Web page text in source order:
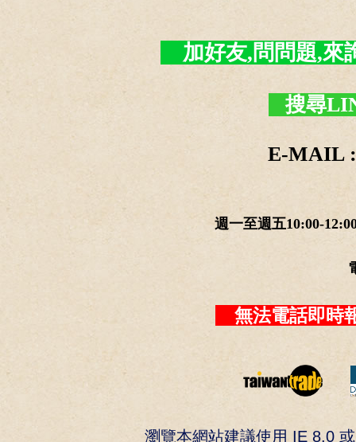
加好友,問問題,來
搜尋
E-MAIL :
週一至週五10:00-
無法電話即
瀏覽本網站建議使用 IE 8.0